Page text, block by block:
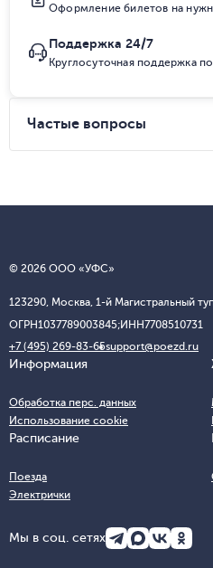
Оформление билетов на
Поддержка 24/7
Круглосуточная поддержка
Частые вопросы
© 2026 ООО «УФС»
123290, Москва, 1-й Магистральный
ОГРН1037789003845;ИНН7708510731
+7 (495) 269-83-65support@poezd.ru
Информация
Обработка перс. данных
Использование cookie
Расписание
Поезда
Электрички
Мы в соц. сетях